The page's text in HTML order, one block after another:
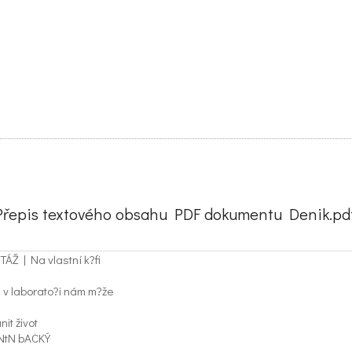
textového obsahu PDF dokumentu
| Na vlastní k?fi
v laborato?i nám m?že
život
bACKÝ